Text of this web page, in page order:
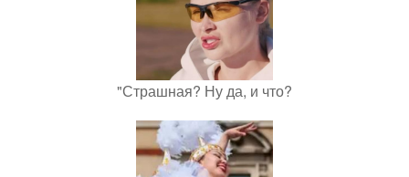
"Страшная? Ну да, и что?